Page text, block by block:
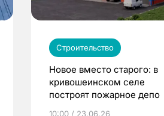
Строительство
Новое вместо старого: в
кривошеинском селе
построят пожарное депо
10:00 / 23.06.26